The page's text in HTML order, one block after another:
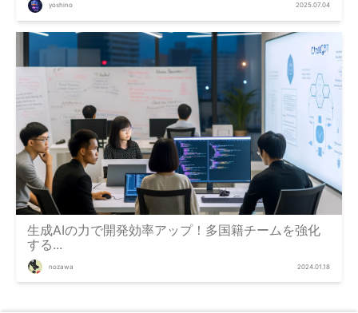
yoshino 2025.07.04
生成AIの力で開発効率アップ！多国籍チームを強化
する...
nozawa 2024.01.18